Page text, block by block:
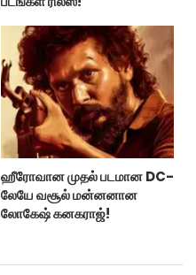
ஹீரோவான முதல் படமான DC-
லேயே வசூல் மன்னனான
லோகேஷ் கனகராஜ்!